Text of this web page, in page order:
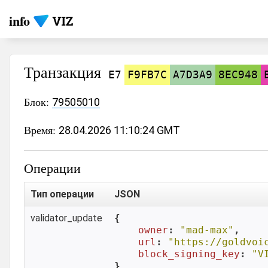
info
Транзакция E7 F9FB7C A7D3A9 8EC948
Блок: 79505010
Время: 28.04.2026 11:10:24 GMT
Операции
Тип операции JSON
validator_update
{
owner : "mad-max" ,
url :
"https://
block_signing_key :